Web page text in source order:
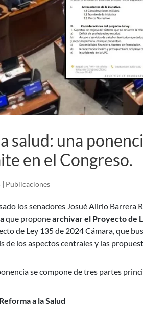
salud: una
en el Congreso.
| Publicaciones
los senadores Josué Alirio
que proponearchivar el Proyecto de
de Ley 135 de 2024 Cámara, que
de los aspectos centrales y las
se compone de tres partes
a la Salud